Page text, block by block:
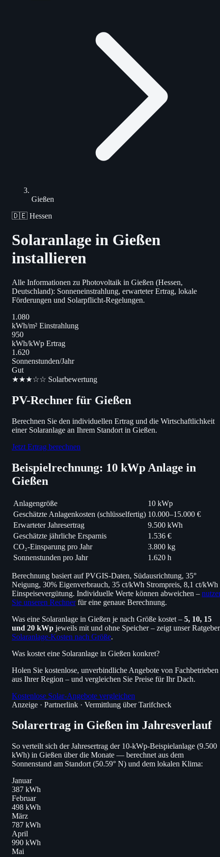
Gießen
🇩🇪 Hessen
Solaranlage in Gießen
installieren
Alle Informationen zu Photovoltaik in Gießen (Hessen,
Deutschland): Sonneneinstrahlung, erwarteter Ertrag, lokale
Förderungen und Solarpflicht-Regelungen.
1.080
kWh/m² Einstrahlung
950
kWh/kWp Ertrag
1.620
Sonnenstunden/Jahr
Gut
★★★☆☆ Solarbewertung
PV-Rechner für Gießen
Berechnen Sie den individuellen Ertrag und die Wirtschaftlichkeit
einer Solaranlage an Ihrem Standort in Gießen.
Jetzt Ertrag berechnen
Beispielrechnung: 10 kWp Anlage in
Gießen
Anlagengröße
10 kWp
Geschätzte Anlagenkosten (schlüsselfertig) 10.000–15.000 €
Erwarteter Jahresertrag
9.500 kWh
Geschätzte jährliche Ersparnis
1.536 €
CO₂-Einsparung pro Jahr
3.800 kg
Sonnenstunden pro Jahr
1.620 h
Berechnung basiert auf PVGIS-Daten, Südausrichtung, 35°
Neigung, 30% Eigenverbrauch, 35 ct/kWh Strompreis, 8,1 ct/kWh
Einspeisevergütung. Individuelle Werte können abweichen –
Sie unseren Rechnerfür eine genaue Berechnung.
Was eine Solaranlage in Gießen je nach Größe kostet – 5, 10, 15
und 20 kWp jeweils mit und ohne Speicher – zeigt unser Ratgeber
Solaranlage-Kosten nach Größe.
Was kostet eine Solaranlage in Gießen konkret?
Holen Sie kostenlose, unverbindliche Angebote von Fachbetrieben
aus Ihrer Region – und vergleichen Sie Preise für Ihr Dach.
Kostenlose Solar-Angebote vergleichen
Anzeige · Partnerlink · Vermittlung über Tarifcheck
Solarertrag in Gießen im Jahresverlauf
So verteilt sich der Jahresertrag der 10-kWp-Beispielanlage (9.500
kWh) in Gießen über die Monate — berechnet aus dem
Sonnenstand am Standort (50.59° N) und dem lokalen Klima:
Januar
387 kWh
Februar
498 kWh
März
787 kWh
April
990 kWh
Mai